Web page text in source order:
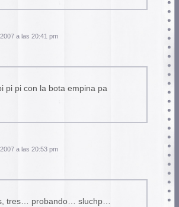
a las 20:41 pm
pi pi con la bota empina pa
a las 20:53 pm
tres… probando… sluchp…